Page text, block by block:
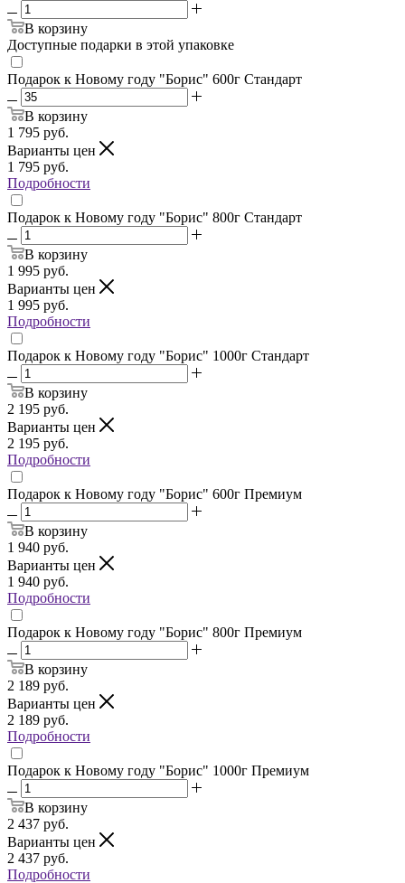
В корзину
Доступные подарки в этой упаковке
Подарок к Новому году "Борис" 600г Стандарт
В корзину
1 795 руб.
Варианты цен
1 795 руб.
Подробности
Подарок к Новому году "Борис" 800г Стандарт
В корзину
1 995 руб.
Варианты цен
1 995 руб.
Подробности
Подарок к Новому году "Борис" 1000г Стандарт
В корзину
2 195 руб.
Варианты цен
2 195 руб.
Подробности
Подарок к Новому году "Борис" 600г Премиум
В корзину
1 940 руб.
Варианты цен
1 940 руб.
Подробности
Подарок к Новому году "Борис" 800г Премиум
В корзину
2 189 руб.
Варианты цен
2 189 руб.
Подробности
Подарок к Новому году "Борис" 1000г Премиум
В корзину
2 437 руб.
Варианты цен
2 437 руб.
Подробности